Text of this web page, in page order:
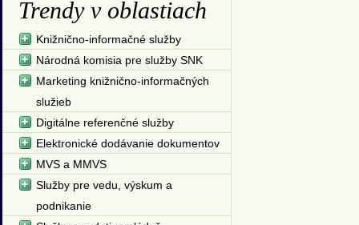
Trendy v oblastiach
Knižnično-informačné služby
Národná komisia pre služby SNK
Marketing knižnično-informačných
služieb
Digitálne referenčné služby
Elektronické dodávanie dokumentov
MVS a MMVS
Služby pre vedu, výskum a
podnikanie